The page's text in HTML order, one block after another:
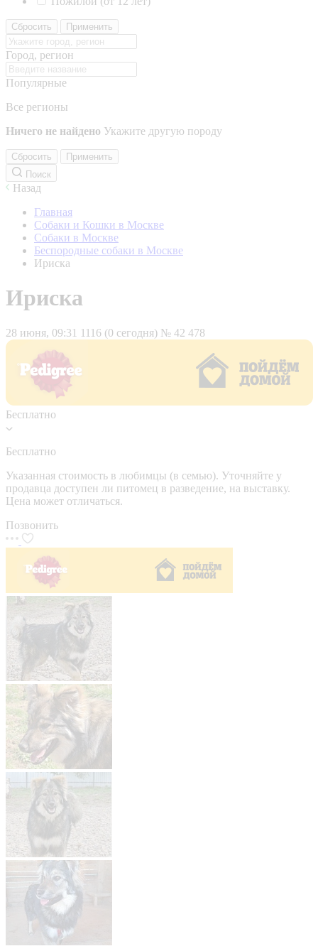
Сбросить Применить
Город, регион
Популярные
Все регионы
Ничего не найдено Укажите другую породу
Сбросить
Применить
Поиск
Назад
Главная
Собаки и Кошки в Москве
Собаки в Москве
Беспородные собаки в Москве
Ириска
Ириска
28 июня, 09:31 1116 (0 сегодня) № 42 478
Бесплатно
Бесплатно
Указанная стоимость в любимцы (в семью). Уточняйте у
продавца доступен ли питомец в разведение, на выставку.
Цена может отличаться.
Позвонить